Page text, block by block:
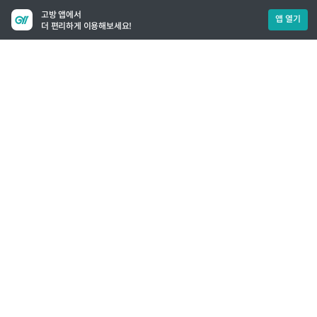
고방 앱에서
더 편리하게 이용해보세요!
앱 열기